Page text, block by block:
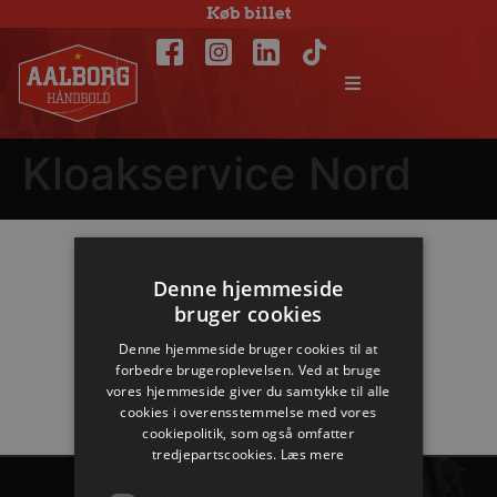
Køb billet
Kloakservice Nord
Hovedpartnere
Denne hjemmeside
bruger cookies
Denne hjemmeside bruger cookies til at
forbedre brugeroplevelsen. Ved at bruge
vores hjemmeside giver du samtykke til alle
cookies i overensstemmelse med vores
cookiepolitik, som også omfatter
tredjepartscookies. Læs mere